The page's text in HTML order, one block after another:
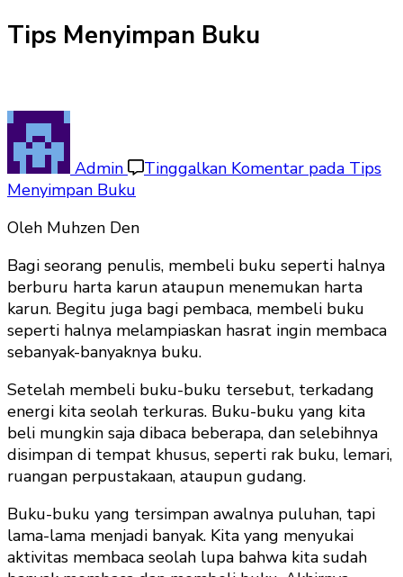
Tips Menyimpan Buku
Admin Tinggalkan Komentar pada Tips
Menyimpan Buku
Oleh Muhzen Den
Bagi seorang penulis, membeli buku seperti halnya
berburu harta karun ataupun menemukan harta
karun. Begitu juga bagi pembaca, membeli buku
seperti halnya melampiaskan hasrat ingin membaca
sebanyak-banyaknya buku.
Setelah membeli buku-buku tersebut, terkadang
energi kita seolah terkuras. Buku-buku yang kita
beli mungkin saja dibaca beberapa, dan selebihnya
disimpan di tempat khusus, seperti rak buku, lemari,
ruangan perpustakaan, ataupun gudang.
Buku-buku yang tersimpan awalnya puluhan, tapi
lama-lama menjadi banyak. Kita yang menyukai
aktivitas membaca seolah lupa bahwa kita sudah